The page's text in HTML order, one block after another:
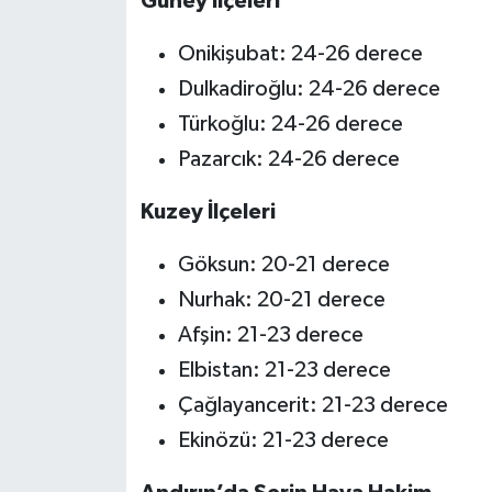
Onikişubat: 24-26 derece
Dulkadiroğlu: 24-26 derece
Türkoğlu: 24-26 derece
Pazarcık: 24-26 derece
Kuzey İlçeleri
Göksun: 20-21 derece
Nurhak: 20-21 derece
Afşin: 21-23 derece
Elbistan: 21-23 derece
Çağlayancerit: 21-23 derece
Ekinözü: 21-23 derece